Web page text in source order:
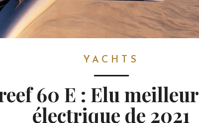
YACHTS
60 E : Elu
électrique de 2021